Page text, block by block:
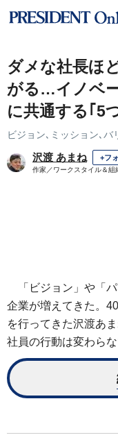
ダメな社長ほ
がる…イノベ
に共通する｢5
ビジョン､ミッション､バ
沢渡 あまね +フ
作家／ワークスタイル＆組
「ビジョン」や「
企業が増えてきた。
を行ってきた沢渡あ
社員の行動は変わら